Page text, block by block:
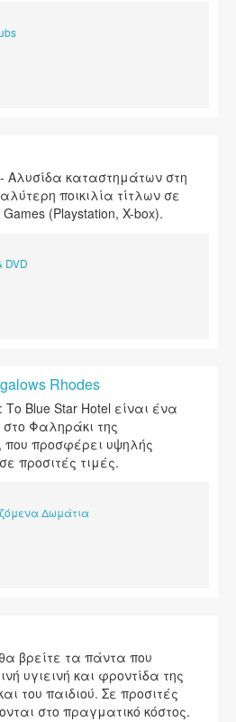
- Αλυσίδα καταστημάτων στη
ποικιλία τίτλων σε
(Playstation, X-box).
DVD
Rhodes
Blue Star Hotel είναι ένα
Φαληράκι της
που προσφέρει υψηλής
προσιτές τιμές.
Δωμάτια
βρείτε τα πάντα που
υγιεινή και φροντίδα της
του παιδιού. Σε προσιτές
στο πραγματικό κόστος.